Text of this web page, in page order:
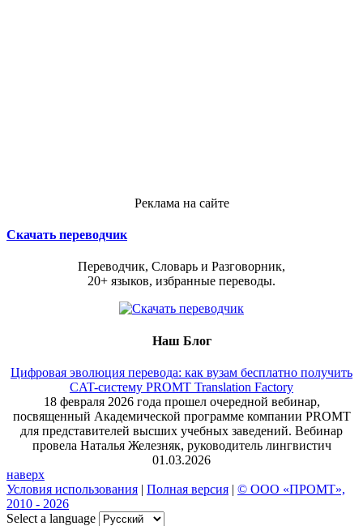
Реклама на сайте
Скачать переводчик
Переводчик, Словарь и Разговорник,
20+ языков, избранные переводы.
Наш Блог
Цифровая эволюция перевода: как вузам бесплатно получить
CAT-систему PROMT Translation Factory
18 февраля 2026 года прошел очередной вебинар,
посвященный Академической программе компании PROMT
для представителей высших учебных заведений. Вебинар
провела Наталья Железняк, руководитель лингвистич
01.03.2026
наверх
Условия использования | Полная версия | © ООО «ПРОМТ»,
2010 - 2026
Select a language